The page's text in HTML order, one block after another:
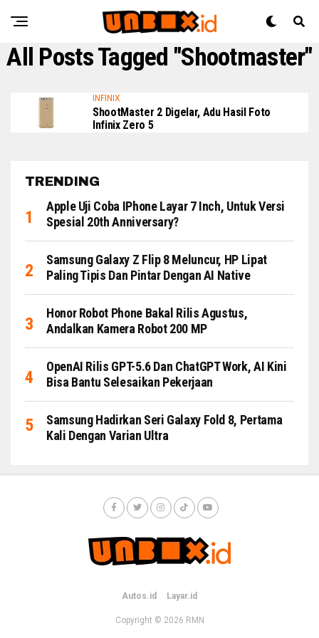
All Posts Tagged "shootmaster"
INFINIX
ShootMaster 2 Digelar, Adu Hasil Foto
Infinix Zero 5
TRENDING
Apple Uji Coba IPhone Layar 7 Inch, Untuk Versi
Spesial 20th Anniversary?
Samsung Galaxy Z Flip 8 Meluncur, HP Lipat
Paling Tipis Dan Pintar Dengan AI Native
Honor Robot Phone Bakal Rilis Agustus,
Andalkan Kamera Robot 200 MP
OpenAI Rilis GPT-5.6 Dan ChatGPT Work, AI Kini
Bisa Bantu Selesaikan Pekerjaan
Samsung Hadirkan Seri Galaxy Fold 8, Pertama
Kali Dengan Varian Ultra
Autos.id Layar.id
Copyright © 2026 RMN